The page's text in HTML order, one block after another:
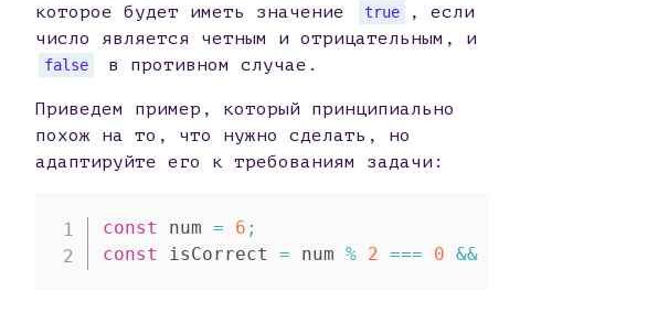
которое будет иметь значение
true
, если
число является четным и отрицательным, и
false в противном случае.
Приведем пример, который принципиально
похож на то, что нужно сделать, но
адаптируйте его к требованиям задачи:
const num = 6 ;
const isCorrect = num % 2 === 0 && num